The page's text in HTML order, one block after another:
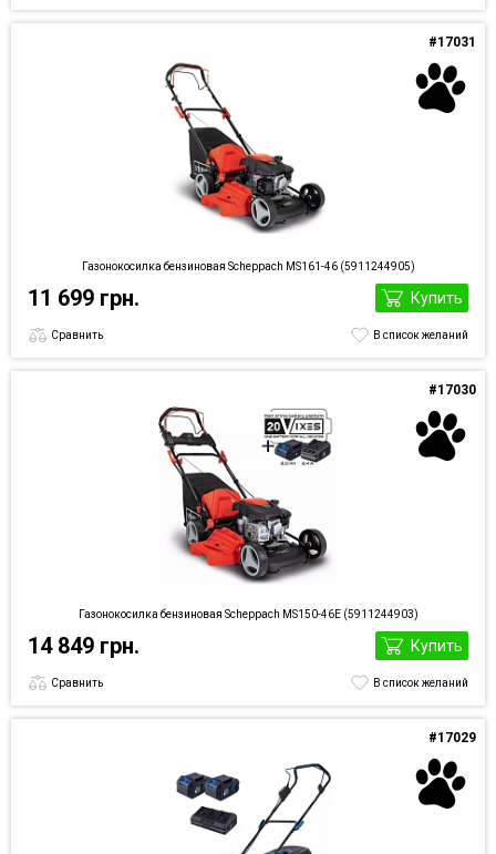
Газонокосилка бензиновая Scheppach MS161-46 (5911244905)
#17031
11 699 грн. Купить
Сравнить В список желаний
Газонокосилка бензиновая Scheppach MS150-46E (5911244903)
#17030
14 849 грн. Купить
Сравнить В список желаний
#17029